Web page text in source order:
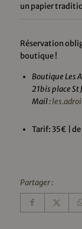
un papier
Réservation
boutique !
Boutique Les
21bis place St
Mail :
Tarif: 35€ | de
Partager :